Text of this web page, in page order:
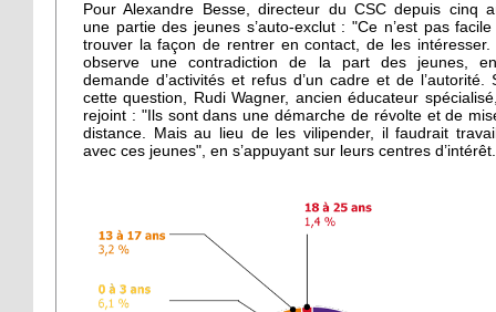
Pour Alexandre Besse, directeur du CSC depuis cinq
une partie des jeunes s’auto-exclut : "Ce n’est pas
trouver la façon de rentrer en contact, de les intéresser.
observe une contradiction de la part des jeunes,
demande d’activités et refus d’un cadre et de l’autorité.
cette question, Rudi Wagner, ancien éducateur
rejoint : "Ils sont dans une démarche de révolte et de
distance. Mais au lieu de les vilipender, il faudrait
avec ces jeunes", en s’appuyant sur leurs centres d’intérêt.